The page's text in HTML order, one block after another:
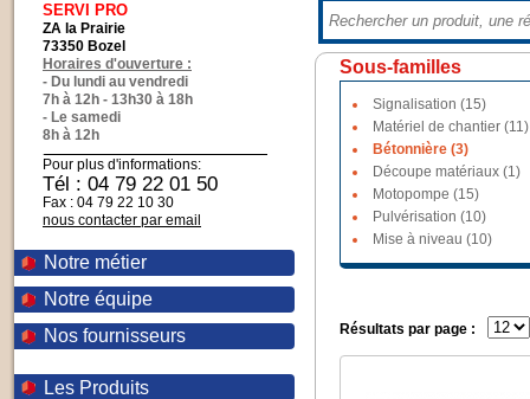
SERVI PRO
ZA la Prairie
73350 Bozel
Horaires d'ouverture :
- Du lundi au vendredi
7h à 12h - 13h30 à 18h
- Le samedi
8h à 12h
Pour plus d'informations:
Tél : 04 79 22 01 50
Fax : 04 79 22 10 30
nous contacter par email
Notre métier
Notre équipe
Nos fournisseurs
Les Produits
Sous-familles
Signalisation (15)
Matériel de chantier (11)
Bétonnière (3)
Découpe matériaux (1)
Motopompe (15)
Pulvérisation (10)
Mise à niveau (10)
Résultats par page :